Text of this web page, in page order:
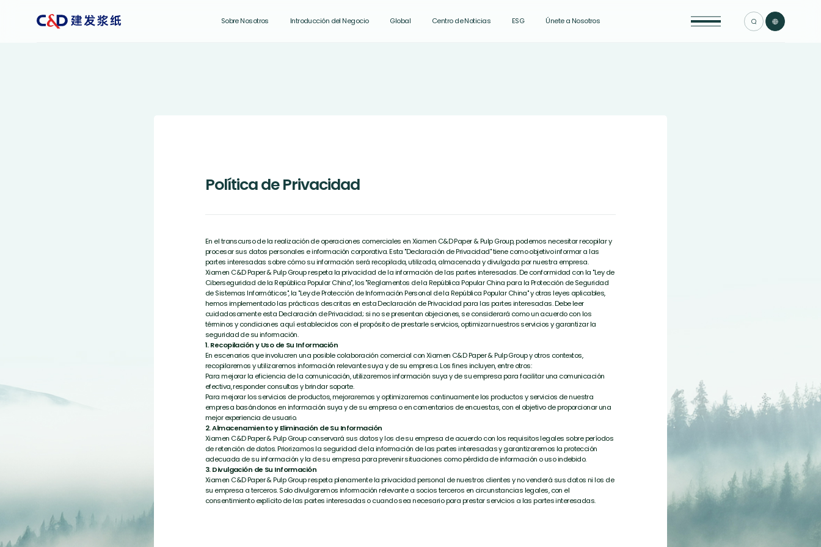
Sobre Nosotros Introducción del Negocio Global Centro de Noticias ESG Únete a Nosotros  
Política de Privacidad
En el transcurso de la realización de operaciones comerciales en Xiamen C&D Paper & Pulp Group, podemos necesitar recopilar y
procesar sus datos personales e información corporativa. Esta "Declaración de Privacidad" tiene como objetivo informar a las
partes interesadas sobre cómo su información será recopilada, utilizada, almacenada y divulgada por nuestra empresa.
Xiamen C&D Paper & Pulp Group respeta la privacidad de la información de las partes interesadas. De conformidad con la "Ley de
Ciberseguridad de la República Popular China", los "Reglamentos de la República Popular China para la Protección de Seguridad
de Sistemas Informáticos", la "Ley de Protección de Información Personal de la República Popular China" y otras leyes aplicables,
hemos implementado las prácticas descritas en esta Declaración de Privacidad para las partes interesadas. Debe leer
cuidadosamente esta Declaración de Privacidad; si no se presentan objeciones, se considerará como un acuerdo con los
términos y condiciones aquí establecidos con el propósito de prestarle servicios, optimizar nuestros servicios y garantizar la
seguridad de su información.
1. Recopilación y Uso de Su Información
En escenarios que involucren una posible colaboración comercial con Xiamen C&D Paper & Pulp Group y otros contextos,
recopilaremos y utilizaremos información relevante suya y de su empresa. Los fines incluyen, entre otros:
Para mejorar la eficiencia de la comunicación, utilizaremos información suya y de su empresa para facilitar una comunicación
efectiva, responder consultas y brindar soporte.
Para mejorar los servicios de productos, mejoraremos y optimizaremos continuamente los productos y servicios de nuestra
empresa basándonos en información suya y de su empresa o en comentarios de encuestas, con el objetivo de proporcionar una
mejor experiencia de usuario.
2. Almacenamiento y Eliminación de Su Información
Xiamen C&D Paper & Pulp Group conservará sus datos y los de su empresa de acuerdo con los requisitos legales sobre períodos
de retención de datos. Priorizamos la seguridad de la información de las partes interesadas y garantizaremos la protección
adecuada de su información y la de su empresa para prevenir situaciones como pérdida de información o uso indebido.
3. Divulgación de Su Información
Xiamen C&D Paper & Pulp Group respeta plenamente la privacidad personal de nuestros clientes y no venderá sus datos ni los de
su empresa a terceros. Solo divulgaremos información relevante a socios terceros en circunstancias legales, con el
consentimiento explícito de las partes interesadas o cuando sea necesario para prestar servicios a las partes interesadas.